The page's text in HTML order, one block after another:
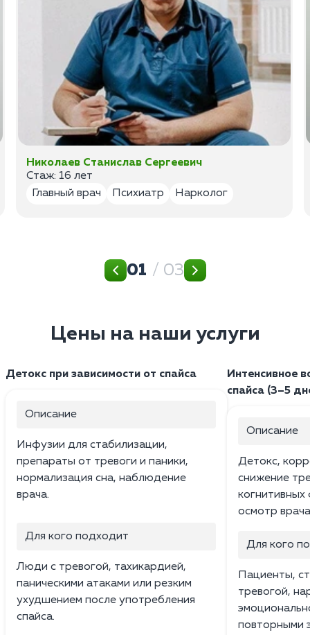
Николаев Станислав Сергеевич
Стаж: 16 лет
Главный врач
Психиатр Нарколог
01 / 03
Цены на наши услуги
Детокс при зависимости от спайса
Описание
Инфузии для стабилизации,
препараты от тревоги и паники,
нормализация сна, наблюдение
врача.
Для кого подходит
Люди с тревогой, тахикардией,
паническими атаками или резким
ухудшением после употребления
спайса.
Интенсивное
спайса (3–5
Описание
Детокс,
снижение
осмотр
Для кого
Пациенты,
тревогой,
повторными